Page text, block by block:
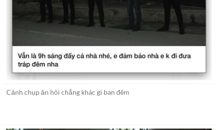
Cảnh chụp ăn hỏi chẳng khác gì ban đêm